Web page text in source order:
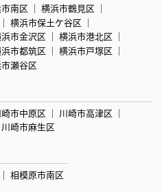
南区
横浜市鶴見区
横浜市保土ケ谷区
市金沢区
横浜市港北区
市都筑区
横浜市戸塚区
瀬谷区
市中原区
川崎市高津区
川崎市麻生区
相模原市南区